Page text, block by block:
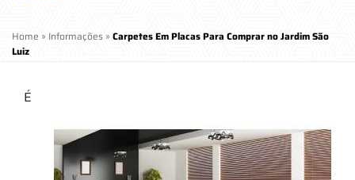
Home » Informações » Carpetes Em Placas Para Comprar no Jardim São
Luiz
É